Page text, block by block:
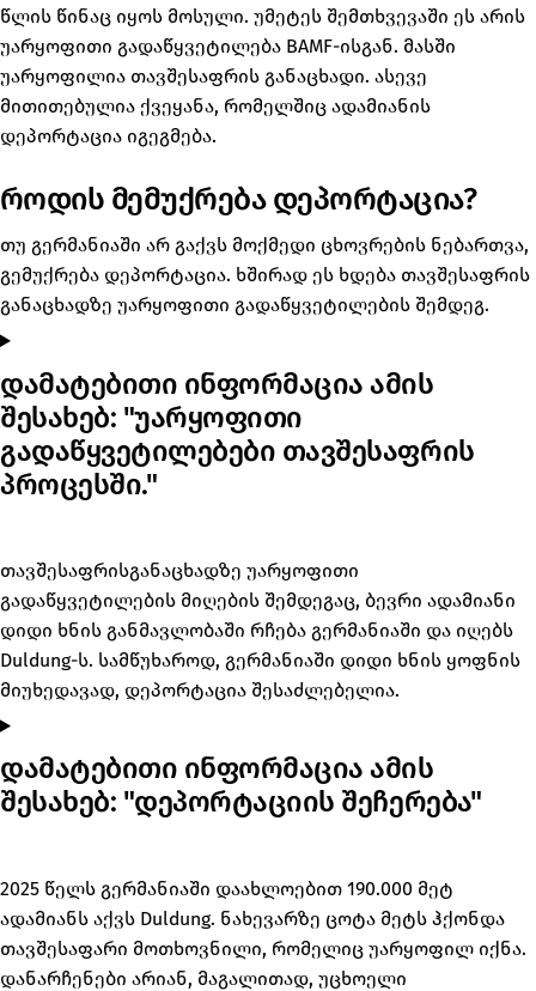
წლის წინაც იყოს მოსული. უმეტეს შემთხვევაში ეს არის
უარყოფითი გადაწყვეტილება BAMF-ისგან. მასში
უარყოფილია თავშესაფრის განაცხადი. ასევე
მითითებულია ქვეყანა, რომელშიც ადამიანის
დეპორტაცია იგეგმება.
როდის მემუქრება დეპორტაცია?
თუ გერმანიაში არ გაქვს მოქმედი ცხოვრების ნებართვა,
გემუქრება დეპორტაცია. ხშირად ეს ხდება თავშესაფრის
განაცხადზე უარყოფითი გადაწყვეტილების შემდეგ.
დამატებითი ინფორმაცია ამის
შესახებ: "უარყოფითი
გადაწყვეტილებები თავშესაფრის
პროცესში."
თავშესაფრისგანაცხადზე უარყოფითი
გადაწყვეტილების მიღების შემდეგაც, ბევრი ადამიანი
დიდი ხნის განმავლობაში რჩება გერმანიაში და იღებს
Duldung-ს. სამწუხაროდ, გერმანიაში დიდი ხნის ყოფნის
მიუხედავად, დეპორტაცია შესაძლებელია.
დამატებითი ინფორმაცია ამის
შესახებ: "დეპორტაციის შეჩერება"
2025 წელს გერმანიაში დაახლოებით 190.000 მეტ
ადამიანს აქვს Duldung. ნახევარზე ცოტა მეტს ჰქონდა
თავშესაფარი მოთხოვნილი, რომელიც უარყოფილ იქნა.
დანარჩენები არიან, მაგალითად, უცხოელი